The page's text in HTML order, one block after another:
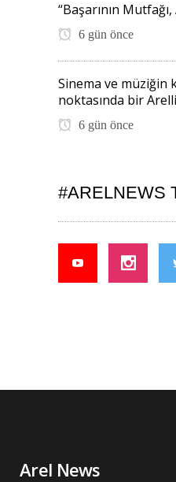
“Başarının
6 gün önce
Sinema ve müziğin
noktasında bir
6 gün önce
#ARELNEWS
Arel News